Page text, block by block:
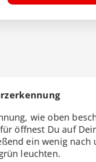
wie oben
öffnest Du auf
ein wenig
leuchten.